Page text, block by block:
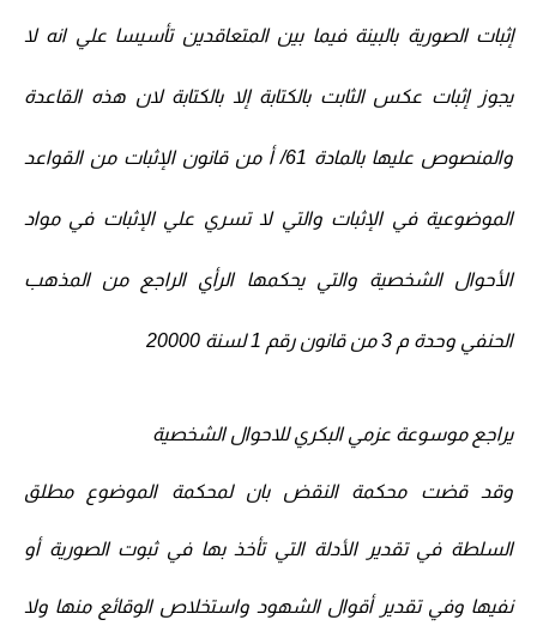
إثبات الصورية بالبينة فيما بين المتعاقدين تأسيسا علي انه لا
يجوز إثبات عكس الثابت بالكتابة إلا بالكتابة لان هذه القاعدة
والمنصوص عليها بالمادة 61/ أ من قانون الإثبات من القواعد
الموضوعية في الإثبات والتي لا تسري علي الإثبات في مواد
الأحوال الشخصية والتي يحكمها الرأي الراجع من المذهب
الحنفي وحدة م 3 من قانون رقم 1 لسنة 20000
يراجع موسوعة عزمي البكري للاحوال الشخصية
وقد قضت محكمة النقض بان لمحكمة الموضوع مطلق
السلطة في تقدير الأدلة التي تأخذ بها في ثبوت الصورية أو
نفيها وفي تقدير أقوال الشهود واستخلاص الوقائع منها ولا